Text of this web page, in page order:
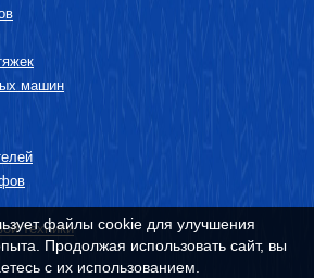
машин
техникифайлы cookie для улучшения
Продолжая использовать сайт, вы
с их использованием.